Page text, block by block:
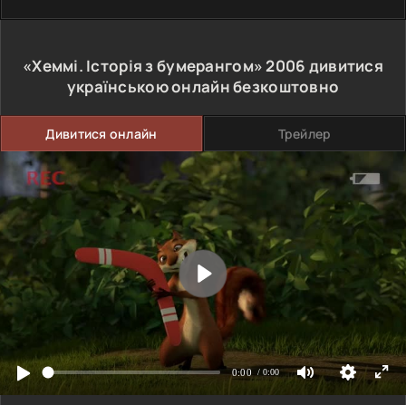
«Хеммі. Історія з бумерангом»2006 дивитися
українською онлайн безкоштовно
Дивитися онлайн Трейлер